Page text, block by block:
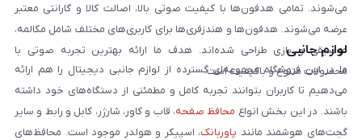
می‌شوند. تمامی هدفون‌ها با کیفیت صوتی بالا، اصالت کالا و گارانتی معتبر
عرضه می‌شوند. هدفون‌ها و هندزفری‌ها برای کاربری‌های مختلف شامل مکالمه،
موسیقی و بازی طراحی شده‌اند. هدف ما ارائه بهترین تجربه صوتی با
محصولات متنوع و باکیفیت است.
لوازم جانبی
ما در این فروشگاه مجموعه‌ای گسترده از لوازم جانبی دیجیتال را هم ارائه
می‌دهیم تا کاربران بتوانند تجربه کامل و مطمئنی از دستگاه‌های خود داشته
باشند. در این بخش انواع محافظ صفحه، قاب و کاور، شارژر، کابل و رابط و سایر
گجت‌های هوشمند مانند پاوربانک، اسپیکر و هولدر موجود است. محافظ‌های